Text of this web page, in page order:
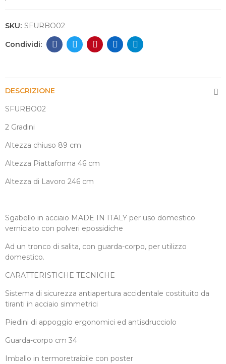
SKU: SFURBO02
DESCRIZIONE
SFURBO02
2 Gradini
Altezza chiuso 89 cm
Altezza Piattaforma 46 cm
Altezza di Lavoro 246 cm
Sgabello in acciaio MADE IN ITALY per uso domestico
verniciato con polveri epossidiche
Ad un tronco di salita, con guarda-corpo, per utilizzo
domestico.
CARATTERISTICHE TECNICHE
Sistema di sicurezza antiapertura accidentale costituito da
tiranti in acciaio simmetrici
Piedini di appoggio ergonomici ed antisdrucciolo
Guarda-corpo cm 34
Imballo in termoretraibile con poster